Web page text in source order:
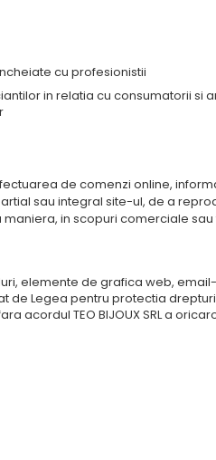
cu profesionistii
in relatia cu consumatorii si
de comenzi online,
sau integral site-ul, de a
in scopuri comerciale
elemente de grafica web,
de Legea pentru protectia
acordul TEO BIJOUX SRL a